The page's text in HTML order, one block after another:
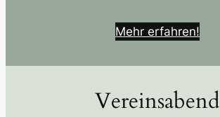
Mehr erfahren!
Vereinsabend